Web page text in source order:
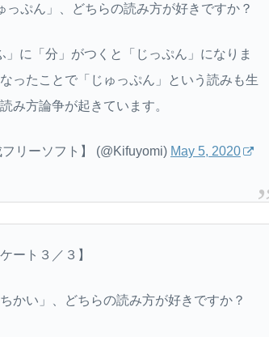
ぷん」、どちらの読み方が好きですか？
に「分」がつくと「じっぷん」になりま
ったことで「じゅっぷん」という読みも生
み方論争が起きています。
リーソフト】 (@Kifuyomi) May 5, 2020
ート３／３】
かい」、どちらの読み方が好きですか？